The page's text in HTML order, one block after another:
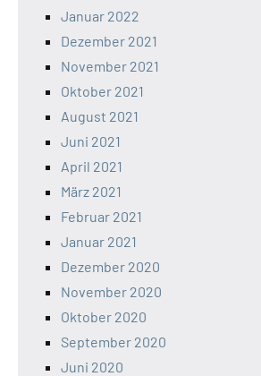
Januar 2022
Dezember 2021
November 2021
Oktober 2021
August 2021
Juni 2021
April 2021
März 2021
Februar 2021
Januar 2021
Dezember 2020
November 2020
Oktober 2020
September 2020
Juni 2020